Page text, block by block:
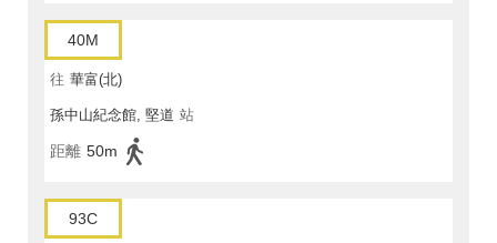
40M
往 華富(北)
孫中山紀念館, 堅道 站
距離 50m
93C